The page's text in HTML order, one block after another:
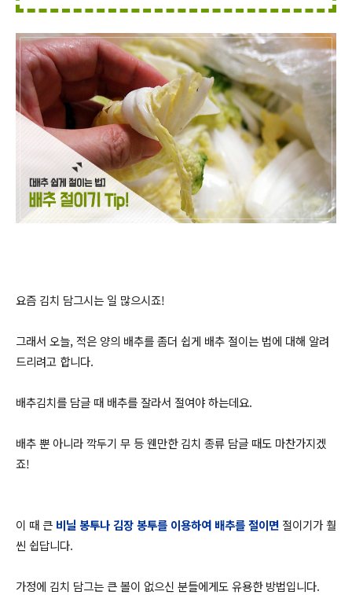
요즘 김치 담그시는 일 많으시죠!
그래서 오늘, 적은 양의 배추를 좀더 쉽게 배추 절이는 법에 대해 알려
드리려고 합니다.
배추김치를 담글 때 배추를 잘라서 절여야 하는데요.
배추 뿐 아니라 깍두기 무 등 웬만한 김치 종류 담글 때도 마찬가지겠
죠!
이 때 큰 비닐 봉투나 김장 봉투를 이용하여 배추를 절이면 절이기가 훨
씬 쉽답니다.
가정에 김치 담그는 큰 볼이 없으신 분들에게도 유용한 방법입니다.